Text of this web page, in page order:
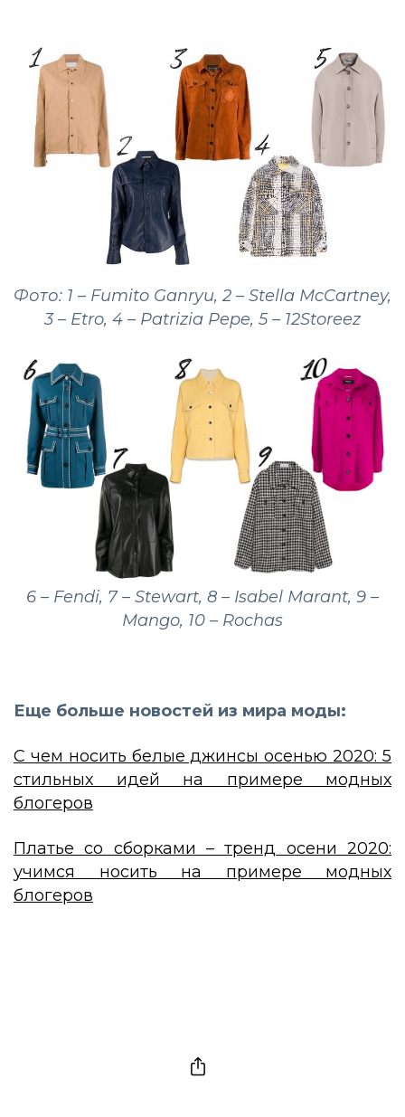
Фото: 1 – Fumito Ganryu, 2 – Stella McCartney,
3 – Etro, 4 – Patrizia Pepe, 5 – 12Storeez
6 – Fendi, 7 – Stewart, 8 – Isabel Marant, 9 –
Mango, 10 – Rochas
Еще больше новостей из мира моды:
С чем носить белые джинсы осенью 2020: 5
стильных идей на примере модных
блогеров
Платье со сборками – тренд осени 2020:
учимся носить на примере модных
блогеров